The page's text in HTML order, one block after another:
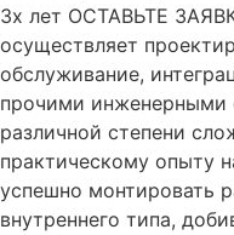
3х лет ОСТАВЬТЕ
осуществляет
обслуживание,
прочими инженерными
различной степени
практическому опыту
успешно монтировать
внутреннего типа,